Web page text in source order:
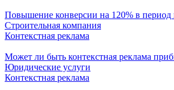
Повышение конверсии на 120% в период
Строительная компания
Контекстная реклама
Может ли быть контекстная реклама
Юридические услуги
Контекстная реклама